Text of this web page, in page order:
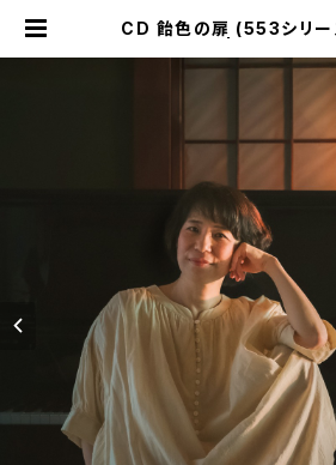
CD 飴色の扉 (553シリ